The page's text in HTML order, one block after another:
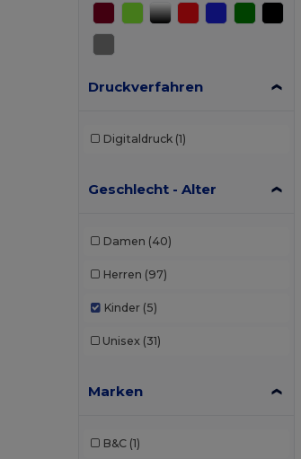
Druckverfahren
Digitaldruck (1)
Geschlecht - Alter
Damen (40)
Herren (97)
Kinder (5)
Unisex (31)
Marken
B&C (1)